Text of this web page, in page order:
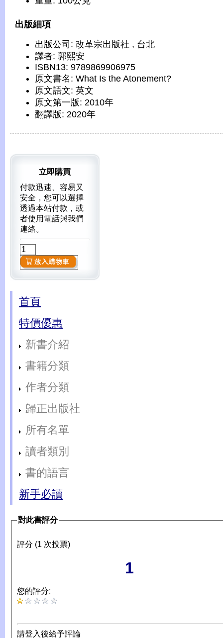
出版細項
出版公司: 改革宗出版社 , 台北
譯者: 郭熙安
ISBN13: 9789869906975
原文書名: What Is the Atonement?
原文語文: 英文
原文第一版: 2010年
翻譯版: 2020年
立即購買
付款迅速、容易又
安全，您可以選擇
透過本站付款，或
者使用電話與我們
連絡。
首頁
特價優惠
新書介紹
書籍分類
作者分類
歸正出版社
所有名單
讀者類別
書的語言
新手必讀
對此書評分
評分 (1 次投票)
1
您的評分:
請登入後給予評論